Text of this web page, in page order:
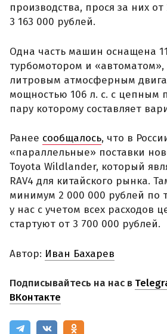
производства, прося за них от
3 163 000 рублей.
Одна часть машин оснащена
турбомотором и «автоматом»,
литровым атмосферным
мощностью 106 л. с. с цепным
пару которому составляет
Ранее сообщалось, что в
«параллельные» поставки
Toyota Wildlander, который
RAV4 для китайского рынка.
минимум 2 000 000 рублей по
у нас с учетом всех расходов
стартуют от 3 700 000 рублей.
Автор: Иван Бахарев
Подписывайтесь на нас в
ВКонтакте